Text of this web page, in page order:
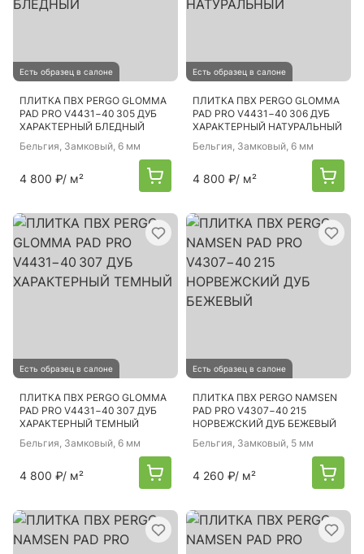
Есть образец в салоне
ПЛИТКА ПВХ PERGO GLOMMA
PAD PRO V4431−40 305 ДУБ
ХАРАКТЕРНЫЙ БЛЕДНЫЙ
Бельгия, Замковый, 6 мм
4 800 ₽/ м²
Есть образец в салоне
ПЛИТКА ПВХ PERGO GLOMMA
PAD PRO V4431−40 306 ДУБ
ХАРАКТЕРНЫЙ НАТУРАЛЬНЫЙ
Бельгия, Замковый, 6 мм
4 800 ₽/ м²
Есть образец в салоне
ПЛИТКА ПВХ PERGO GLOMMA
PAD PRO V4431−40 307 ДУБ
ХАРАКТЕРНЫЙ ТЕМНЫЙ
Бельгия, Замковый, 6 мм
4 800 ₽/ м²
Есть образец в салоне
ПЛИТКА ПВХ PERGO NAMSEN
PAD PRO V4307−40 215
НОРВЕЖСКИЙ ДУБ БЕЖЕВЫЙ
Бельгия, Замковый, 5 мм
4 260 ₽/ м²